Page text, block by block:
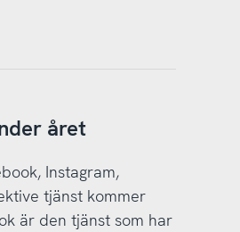
året
Instagram,
tjänst kommer
är den tjänst som har